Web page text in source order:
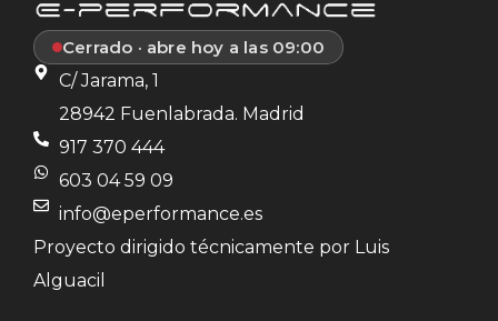
Cerrado · abre hoy a las 09:00
C/ Jarama, 1
28942 Fuenlabrada. Madrid
917 370 444
603 04 59 09
info@eperformance.es
Proyecto dirigido técnicamente por Luis
Alguacil